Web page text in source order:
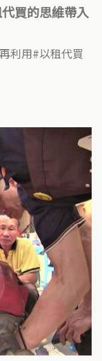
買的思維帶入
再利用 以租代買